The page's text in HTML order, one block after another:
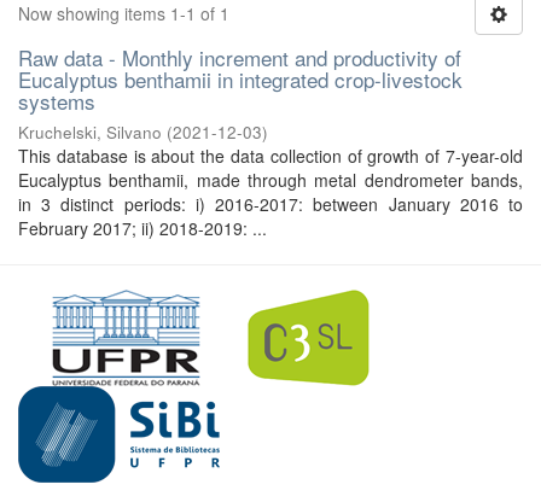
Now showing items 1-1 of 1
Raw data - Monthly increment and productivity of
Eucalyptus benthamii in integrated crop-livestock
systems
Kruchelski, Silvano (2021-12-03)
This database is about the data collection of growth of 7-year-old
Eucalyptus benthamii, made through metal dendrometer bands,
in 3 distinct periods: i) 2016-2017: between January 2016 to
February 2017; ii) 2018-2019: ...